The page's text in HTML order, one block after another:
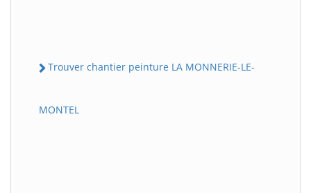
Trouver chantier peinture LA MONNERIE-LE-
MONTEL